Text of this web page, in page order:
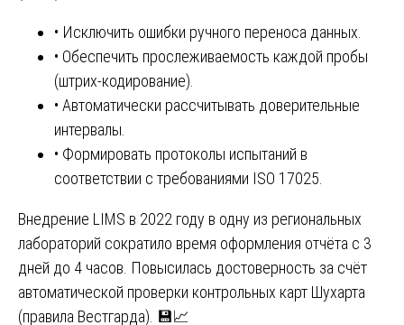
• Исключить ошибки ручного переноса данных.
• Обеспечить прослеживаемость каждой пробы
(штрих-кодирование).
• Автоматически рассчитывать доверительные
интервалы.
• Формировать протоколы испытаний в
соответствии с требованиями ISO 17025.
Внедрение LIMS в 2022 году в одну из региональных
лабораторий сократило время оформления отчёта с 3
дней до 4 часов. Повысилась достоверность за счёт
автоматической проверки контрольных карт Шухарта
(правила Вестгарда). 💾📈